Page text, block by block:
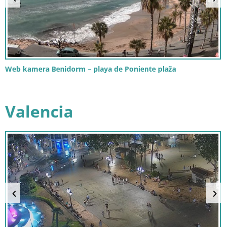
Web kamera Benidorm – playa de Poniente plaža
Valencia